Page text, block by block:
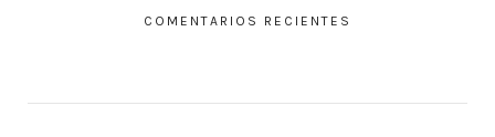
COMENTARIOS RECIENTES